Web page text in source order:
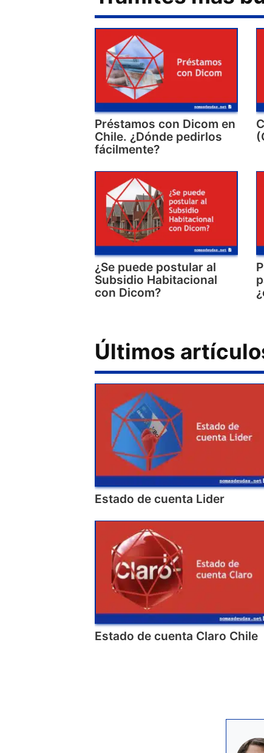
Préstamos con Dicom en
Chile. ¿Dónde pedirlos
fácilmente?
¿Se puede postular al
Subsidio Habitacional
con Dicom?
Últimos
Estado de cuenta Lider
Estado de cuenta Claro Chile